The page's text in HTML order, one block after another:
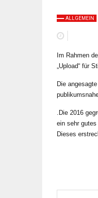
ALLGEMEIN
Im Rahmen
„Upload“ für
Die
. Die 2016
ein sehr
Dieses